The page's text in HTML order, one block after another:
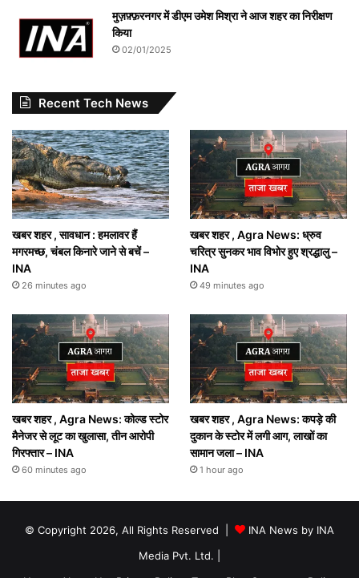
मुज़फ़्फ़रनगर में डीएम उमेश मिश्रा ने आज शहर का निरीक्षण
किया
02/01/2025
Recent Tech News
खबर शहर , सावधान : हमलावर हैं
मगरमच्छ, चंबल किनारे जाने से बचें –
INA
26 minutes ago
खबर शहर , Agra News: ध्रुव
चरित्र सुनकर भाव विभोर हुए श्रद्धालु –
INA
49 minutes ago
खबर शहर , Agra News: कोल्ड स्टोर
मैनेजर से लूट का खुलासा, तीन आरोपी
गिरफ्तार – INA
60 minutes ago
खबर शहर , Agra News: कपड़े की
दुकान के स्टोर में लगी आग, लाखों का
सामान जला – INA
1 hour ago
© Copyright 2026, All Rights Reserved |
INA News by INA
Media Pvt. Ltd.